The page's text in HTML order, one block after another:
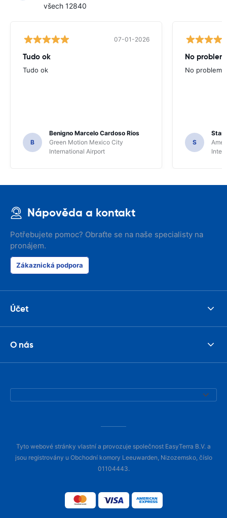
všech 12840
07-01-2026
Tudo ok
Tudo ok
B
Benigno Marcelo Cardoso Rios
Green Motion Mexico City
International Airport
No
No
S
Nápověda a kontakt
Potřebujete pomoc? Obraťte se na naše specialisty na
pronájem.
Zákaznická podpora
Účet
O nás
Tyto webové stránky vlastní a provozuje společnost EasyTerra B.V. a
jsou registrovány u Obchodní komory Leeuwarden, Nizozemsko, číslo
01104443.